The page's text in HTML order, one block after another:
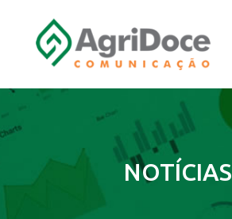
NOTÍCIAS